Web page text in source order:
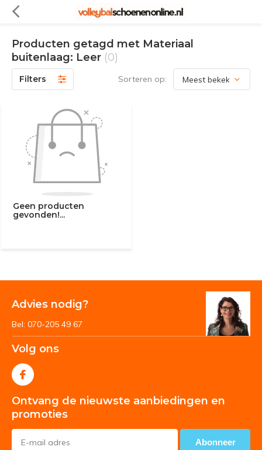
Producten getagd met Materiaal
buitenlaag: Leer (0)
Filters Sorteren op:
Geen producten
gevonden!...
Advies nodig?
Bel: 070-205 49 67
Volg ons
Ontvang de nieuwste aanbiedingen en
promoties
Abonneer